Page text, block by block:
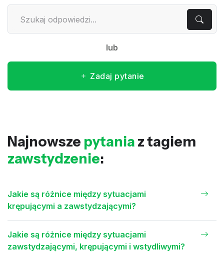
lub
Zadaj pytanie
Najnowsze pytania z tagiem
zawstydzenie:
Jakie są różnice między sytuacjami
krępującymi a zawstydzającymi?
Jakie są różnice między sytuacjami
zawstydzającymi, krępującymi i wstydliwymi?